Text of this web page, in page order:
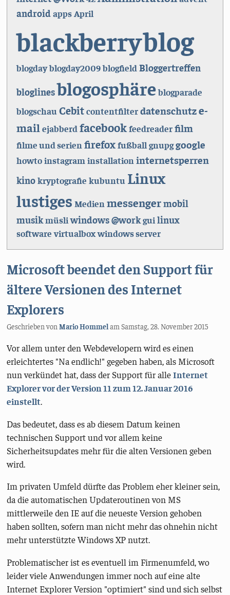
androidappsApril
blackberryblog
blogdayblogday2009blogfield Bloggertreffen
bloglinesblogosphäreblogparade
blogschauCebitcontentfilterdatenschutze-
mail ejabberd facebookfeedreaderfilm
filme und serien firefoxfußball gnupggoogle
howtoinstagram installation internetsperren
kinokryptografie kubuntu Linux
lustiges Medien messengermobil
musikmüsli windows@workgui linux
software virtualboxwindows server
Microsoft beendet den Support für
ältere Versionen des Internet
Explorers
Geschrieben vonMario HommelamSamstag, 28. November 2015
Vor allem unter den Webdevelopern wird es einen
erleichtertes "Na endlich!" gegeben haben, als Microsoft
nun verkündet hat, dass der Support für alleInternet
Explorer vor der Version 11 zum 12. Januar 2016
einstellt.
Das bedeutet, dass es ab diesem Datum keinen
technischen Support und vor allem keine
Sicherheitsupdates mehr für die alten Versionen geben
wird.
Im privaten Umfeld dürfte das Problem eher kleiner sein,
da die automatischen Updateroutinen von MS
mittlerweile den IE auf die neueste Version gehoben
haben sollten, sofern man nicht mehr das ohnehin nicht
mehr unterstützte Windows XP nutzt.
Problematischer ist es eventuell im Firmenumfeld, wo
leider viele Anwendungen immer noch auf eine alte
Internet Explorer Version "optimiert" sind und sich selbst